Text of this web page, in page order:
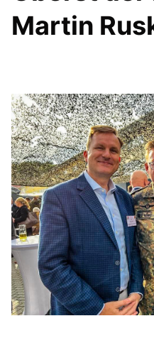
HEIMAT
AUSBILDUNG
SICHERHEIT
MEINE
Martin